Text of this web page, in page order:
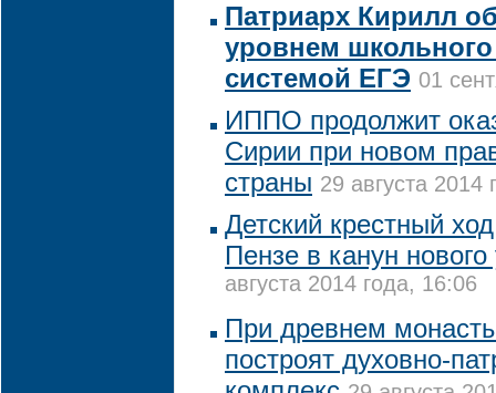
Патриарх Кирилл
уровнем
системой ЕГЭ 01
ИППО продолжит
Сирии при новом
страны 29 августа 2014
Детский крестный
Пензе в канун нового
августа 2014 года, 16:06
При древнем
построят духовно-